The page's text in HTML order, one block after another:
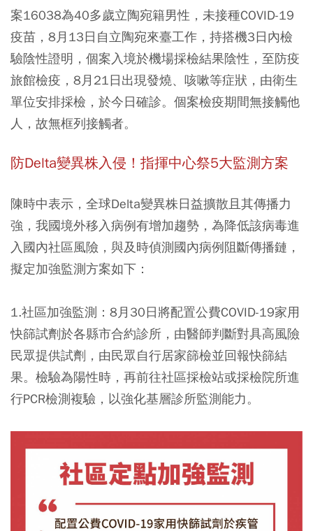
案16038為40多歲立陶宛籍男性，未接種COVID-19
疫苗，8月13日自立陶宛來臺工作，持搭機3日內檢
驗陰性證明，個案入境於機場採檢結果陰性，至防疫
旅館檢疫，8月21日出現發燒、咳嗽等症狀，由衛生
單位安排採檢，於今日確診。個案檢疫期間無接觸他
人，故無框列接觸者。
防Delta變異株入侵！指揮中心祭5大監測方案
陳時中表示，全球Delta變異株日益擴散且其傳播力
強，我國境外移入病例有增加趨勢，為降低該病毒進
入國內社區風險，與及時偵測國內病例阻斷傳播鏈，
擬定加強監測方案如下：
1.社區加強監測：8月30日將配置公費COVID-19家用
快篩試劑於各縣市合約診所，由醫師判斷對具高風險
民眾提供試劑，由民眾自行居家篩檢並回報快篩結
果。檢驗為陽性時，再前往社區採檢站或採檢院所進
行PCR檢測複驗，以強化基層診所監測能力。